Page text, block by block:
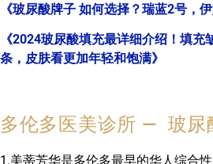
《玻尿酸牌子 如何选择？瑞蓝2号，
《2024玻尿酸填充最详细介绍！填
条，皮肤看更加年轻和饱满》
多伦多医美诊所 — 玻尿
1.美蒂芳华是多伦多最早的华人综合